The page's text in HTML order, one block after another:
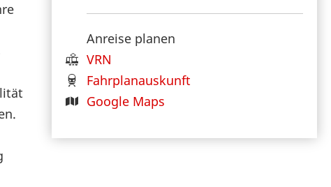
Anreise planen
VRN
Fahrplanauskunft
Google Maps